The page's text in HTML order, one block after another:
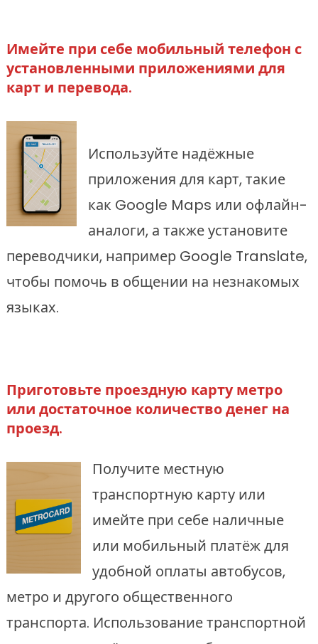
Имейте при себе мобильный телефон с
установленными приложениями для
карт и перевода.
Используйте надёжные
приложения для карт, такие
как Google Maps или офлайн-
аналоги, а также установите
переводчики, например Google Translate,
чтобы помочь в общении на незнакомых
языках.
Приготовьте проездную карту метро
или достаточное количество денег на
проезд.
Получите местную
транспортную карту или
имейте при себе наличные
или мобильный платёж для
удобной оплаты автобусов,
метро и другого общественного
транспорта. Использование транспортной